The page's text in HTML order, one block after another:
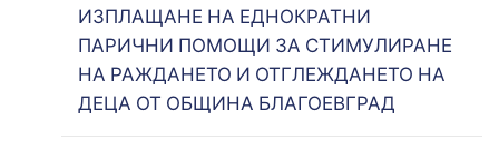
ИЗПЛАЩАНЕ НА ЕДНОКРАТНИ
ПАРИЧНИ ПОМОЩИ ЗА СТИМУЛИРАНЕ
НА РАЖДАНЕТО И ОТГЛЕЖДАНЕТО НА
ДЕЦА ОТ ОБЩИНА БЛАГОЕВГРАД